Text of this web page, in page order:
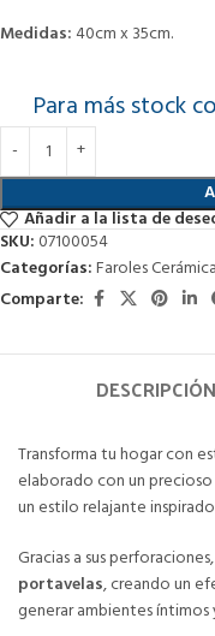
Medidas:40cm x 35cm.
Para más stock
Añadir a la lista de
SKU: 07100054
Categorías:Faroles Cerámica
Comparte:
DESCRIPCIÓN
Transforma tu hogar con
elaborado con un precioso
un estilo relajante
Gracias a sus
portavelas, creando un
generar ambientes